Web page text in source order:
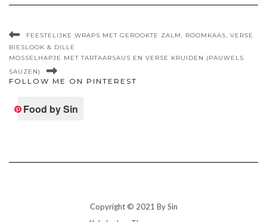
FEESTELIJKE WRAPS MET GEROOKTE ZALM, ROOMKAAS, VERSE
BIESLOOK & DILLE
MOSSELHAPJE MET TARTAARSAUS EN VERSE KRUIDEN (PAUWELS
SAUZEN)
FOLLOW ME ON PINTEREST
Food by Sin
Copyright © 2021 By Sin